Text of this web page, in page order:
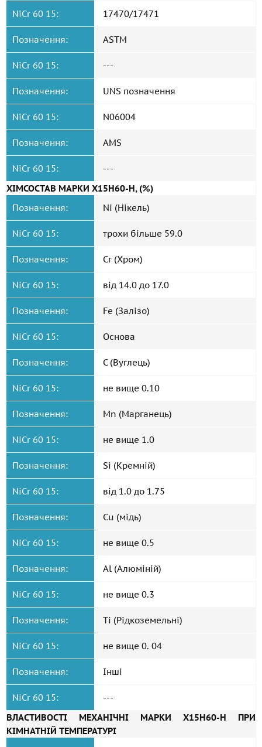
NiCr 60 15: 17470/17471
Позначення: ASTM
NiCr 60 15: ---
Позначення: UNS позначення
NiCr 60 15: N06004
Позначення: AMS
NiCr 60 15:
---
ХІМСОСТАВ МАРКИ Х15Н60-Н, (%)
Позначення:
Ni (Нікель)
NiCr 60 15: трохи більше 59.0
Позначення: Cr (Хром)
NiCr 60 15: від 14.0 до 17.0
Позначення: Fe (Залізо)
NiCr 60 15: Основа
Позначення: C (Вуглець)
NiCr 60 15: не вище 0.10
Позначення: Mn (Марганець)
NiCr 60 15: не вище 1.0
Позначення: Si (Кремній)
NiCr 60 15: від 1.0 до 1.75
Позначення: Cu (мідь)
NiCr 60 15: не вище 0.5
Позначення: Al (Алюміній)
NiCr 60 15: не вище 0.3
Позначення: Ti (Рідкоземельні)
NiCr 60 15: не вище 0. 04
Позначення: Інші
NiCr 60 15:
---
ВЛАСТИВОСТІ МЕХАНІЧНІ МАРКИ Х15Н60-Н ПРИ
КІМНАТНІЙ ТЕМПЕРАТУРІ